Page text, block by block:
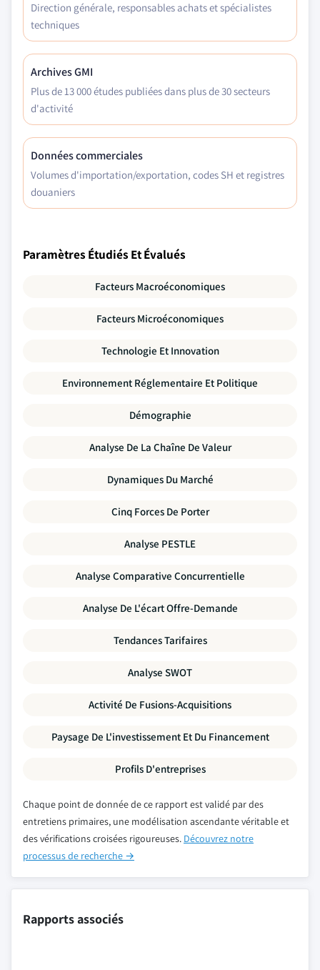
Direction générale, responsables achats et spécialistes
techniques
Archives GMI
Plus de 13 000 études publiées dans plus de 30 secteurs
d'activité
Données commerciales
Volumes d'importation/exportation, codes SH et registres
douaniers
Paramètres Étudiés Et Évalués
Facteurs Macroéconomiques
Facteurs Microéconomiques
Technologie Et Innovation
Environnement Réglementaire Et Politique
Démographie
Analyse De La Chaîne De Valeur
Dynamiques Du Marché
Cinq Forces De Porter
Analyse PESTLE
Analyse Comparative Concurrentielle
Analyse De L'écart Offre-Demande
Tendances Tarifaires
Analyse SWOT
Activité De Fusions-Acquisitions
Paysage De L'investissement Et Du Financement
Profils D'entreprises
Chaque point de donnée de ce rapport est validé par des
entretiens primaires, une modélisation ascendante véritable et
des vérifications croisées rigoureuses. Découvrez notre
processus de recherche →
Rapports associés